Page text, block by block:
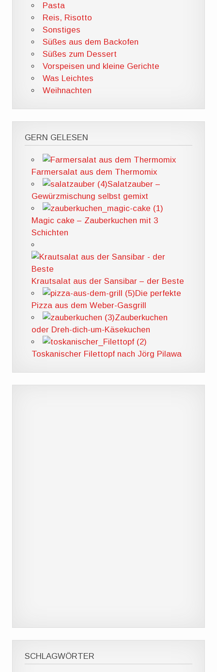
Pasta
Reis, Risotto
Sonstiges
Süßes aus dem Backofen
Süßes zum Dessert
Vorspeisen und kleine Gerichte
Was Leichtes
Weihnachten
GERN GELESEN
Farmersalat aus dem Thermomix
Salatzauber –
Gewürzmischung selbst gemixt
Magic cake – Zauberkuchen mit 3
Schichten
Krautsalat aus der Sansibar – der Beste
Die perfekte
Pizza aus dem Weber-Gasgrill
Zauberkuchen
oder Dreh-dich-um-Käsekuchen
Toskanischer Filettopf nach Jörg Pilawa
SCHLAGWÖRTER